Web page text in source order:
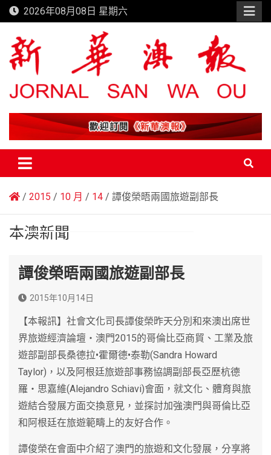
Skip
to
content
2026年08月08日 星期六
新華澳報
2015 10 月 14 譚俊榮晤兩國旅遊副部長
本澳新聞
譚俊榮晤兩國旅遊副部長
2015年10月14日
【本報訊】社會文化司長譚俊榮昨天分別和來澳出席世
界旅遊經濟論壇‧澳門2015的哥倫比亞商貿、工業及旅
遊部副部長桑德拉•霍爾德•泰勒(Sandra Howard
Taylor)，以及阿根廷旅遊部事務協調副部長亞歷杭德
羅‧思嘉維(Alejandro Schiavi)會面，就文化、體育與旅
遊結合發展方面交換意見，並探討加強澳門與哥倫比亞
和阿根廷在旅遊範疇上的友好合作。
譚俊榮在會面中介紹了澳門的旅遊和文化發展，分享將